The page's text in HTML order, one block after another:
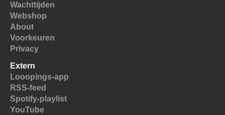
Wachttijden
Webshop
About
Voorkeuren
Privacy
Extern
Looopings-app
RSS-feed
Spotify-playlist
YouTube